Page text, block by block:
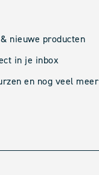
nieuwe producten
in je inbox
en nog veel meer